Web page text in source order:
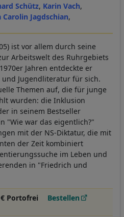
Schütz Karin Vach
Carolin Jagdschian
ist vor allem durch seine
Arbeitswelt des Ruhrgebiets
Jahren entdeckte er
Jugendliteratur für sich.
Themen auf, die für junge
wurden: die Inklusion
in seinem Bestseller
"Wie war das eigentlich?"
mit der NS-Diktatur, die mit
der Zeit kombiniert
im Leben und
in "Friedrich und
Portofrei Bestellen